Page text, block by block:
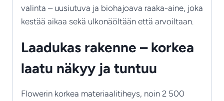
valinta – uusiutuva ja biohajoava raaka-aine, joka
kestää aikaa sekä ulkonäöltään että arvoiltaan.
Laadukas rakenne – korkea
laatu näkyy ja tuntuu
Flowerin korkea materiaalitiheys, noin 2 500